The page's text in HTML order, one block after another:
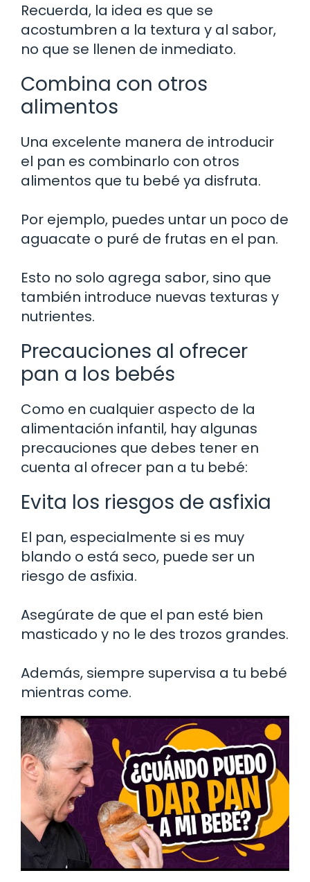
Recuerda, la idea es que se
acostumbren a la textura y al sabor,
no que se llenen de inmediato.
Combina con otros
alimentos
Una excelente manera de introducir
el pan es combinarlo con otros
alimentos que tu bebé ya disfruta.
Por ejemplo, puedes untar un poco de
aguacate o puré de frutas en el pan.
Esto no solo agrega sabor, sino que
también introduce nuevas texturas y
nutrientes.
Precauciones al ofrecer
pan a los bebés
Como en cualquier aspecto de la
alimentación infantil, hay algunas
precauciones que debes tener en
cuenta al ofrecer pan a tu bebé:
Evita los riesgos de asfixia
El pan, especialmente si es muy
blando o está seco, puede ser un
riesgo de asfixia.
Asegúrate de que el pan esté bien
masticado y no le des trozos grandes.
Además, siempre supervisa a tu bebé
mientras come.